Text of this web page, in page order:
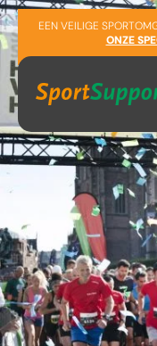
Sla navigatie over
EEN VEILIGE
ONZE